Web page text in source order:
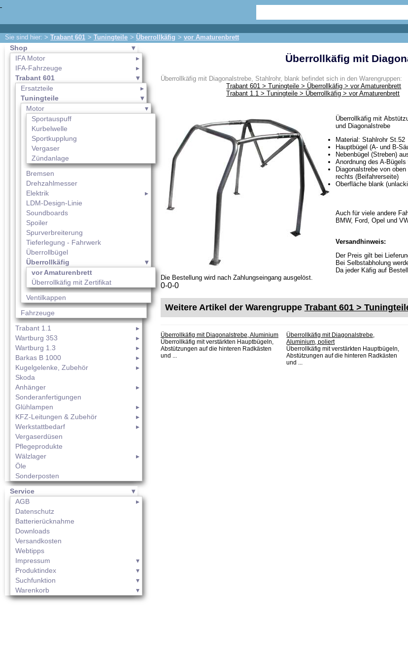
Sie sind hier: > Trabant 601 > Tuningteile > Überrollkäfig > vor Amaturenbrett
Shop
IFA Motor
IFA-Fahrzeuge
Trabant 601
Ersatzteile
Tuningteile
Motor
Sportauspuff
Kurbelwelle
Sportkupplung
Vergaser
Zündanlage
Bremsen
Drehzahlmesser
Elektrik
LDM-Design-Linie
Soundboards
Spoiler
Spurverbreiterung
Tieferlegung - Fahrwerk
Überrollbügel
Überrollkäfig
vor Amaturenbrett
Überrollkäfig mit Zertifikat
Ventilkappen
Fahrzeuge
Trabant 1.1
Wartburg 353
Wartburg 1.3
Barkas B 1000
Kugelgelenke, Zubehör
Skoda
Anhänger
Sonderanfertigungen
Glühlampen
KFZ-Leitungen & Zubehör
Werkstattbedarf
Vergaserdüsen
Pflegeprodukte
Wälzlager
Öle
Sonderposten
Service
AGB
Datenschutz
Batterierücknahme
Downloads
Versandkosten
Webtipps
Impressum
Produktindex
Suchfunktion
Warenkorb
Überrollkäfig mit
Überrollkäfig mit Diagonalstrebe, Stahlrohr, blank befindet sich in den Warengruppen:
Trabant 601 > Tuningteile > Überrollkäfig > vor Amaturenbrett
Trabant 1.1 > Tuningteile > Überrollkäfig > vor Amaturenbrett
Überrollkäfig mit
und Diagonalstrebe
Material: Stahlrohr St.52
Hauptbügel (A- und B-
Nebenbügel (Streben)
Anordnung des A-
Diagonalstrebe von
rechts (Beifahrerseite)
Oberfläche blank
Auch für viele andere
BMW, Ford, Opel und
Versandhinweis:
Der Preis gilt bei
Bei Selbstabholung
Da jeder Käfig auf
Die Bestellung wird nach Zahlungseingang ausgelöst.
0-0-0
Weitere Artikel der Warengruppe Trabant 601 >
Überrollkäfig mit Diagonalstrebe, Aluminium
Überrollkäfig mit verstärkten Hauptbügeln,
Abstützungen auf die hinteren Radkästen
und ...
Überrollkäfig mit Diagonalstrebe,
Aluminium, poliert
Überrollkäfig mit verstärkten Hauptbügeln,
Abstützungen auf die hinteren Radkästen
und ...